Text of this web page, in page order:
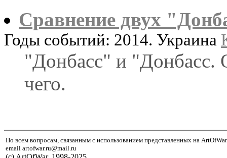
Сравнение двух
Годы событий: 2014. Украина
"Донбасс" и "Донбасс.
чего.
По всем вопросам, связанным с использованием представленных на
email artofwar.ru@mail.ru